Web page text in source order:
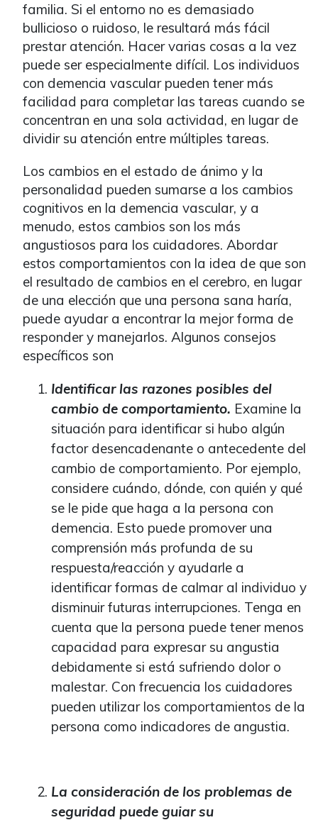
familia. Si el entorno no es demasiado
bullicioso o ruidoso, le resultará más fácil
prestar atención. Hacer varias cosas a la vez
puede ser especialmente difícil. Los individuos
con demencia vascular pueden tener más
facilidad para completar las tareas cuando se
concentran en una sola actividad, en lugar de
dividir su atención entre múltiples tareas.
Los cambios en el estado de ánimo y la
personalidad pueden sumarse a los cambios
cognitivos en la demencia vascular, y a
menudo, estos cambios son los más
angustiosos para los cuidadores. Abordar
estos comportamientos con la idea de que son
el resultado de cambios en el cerebro, en lugar
de una elección que una persona sana haría,
puede ayudar a encontrar la mejor forma de
responder y manejarlos. Algunos consejos
específicos son
Identificar las razones posibles del
cambio de comportamiento. Examine la
situación para identificar si hubo algún
factor desencadenante o antecedente del
cambio de comportamiento. Por ejemplo,
considere cuándo, dónde, con quién y qué
se le pide que haga a la persona con
demencia. Esto puede promover una
comprensión más profunda de su
respuesta/reacción y ayudarle a
identificar formas de calmar al individuo y
disminuir futuras interrupciones. Tenga en
cuenta que la persona puede tener menos
capacidad para expresar su angustia
debidamente si está sufriendo dolor o
malestar. Con frecuencia los cuidadores
pueden utilizar los comportamientos de la
persona como indicadores de angustia.
La consideración de los problemas de
seguridad puede guiar su